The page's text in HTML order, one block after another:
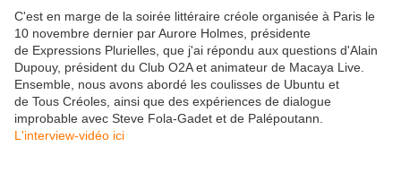
C'est en marge de la soirée littéraire créole organisée à Paris le
10 novembre dernier par Aurore Holmes, présidente
de Expressions Plurielles, que j'ai répondu aux questions d'Alain
Dupouy, président du Club O2A et animateur de Macaya Live.
Ensemble, nous avons abordé les coulisses de Ubuntu et
de Tous Créoles, ainsi que des expériences de dialogue
improbable avec Steve Fola-Gadet et de Palépoutann.
L'interview-vidéo ici